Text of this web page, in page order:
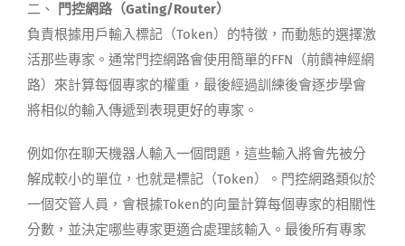
二、
門控網路（Gating/Router）
負責根據用戶輸入標記（Token）的特徵，而動態的選擇激
活那些專家。通常門控網路會使用簡單的FFN（前饋神經網
路） 來計算每個專家的權重，最後經過訓練後會逐步學會
將相似的輸入傳遞到表現更好的專家。
例如你在聊天機器人輸入一個問題，這些輸入將會先被分
解成較小的單位，也就是標記（Token）。門控網路類似於
一個交管人員，會根據Token的向量計算每個專家的相關性
分數，並決定哪些專家更適合處理該輸入。最後所有專家